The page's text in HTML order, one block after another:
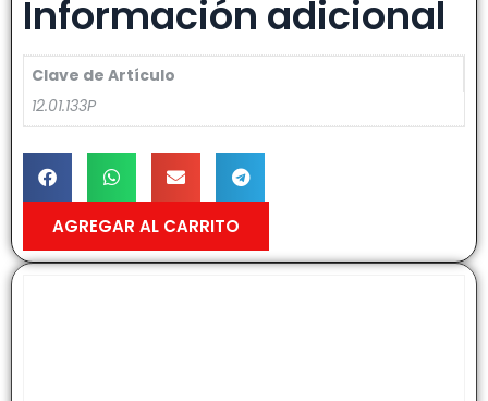
Información adicional
Clave de Artículo
12.01.133P
AGREGAR AL CARRITO